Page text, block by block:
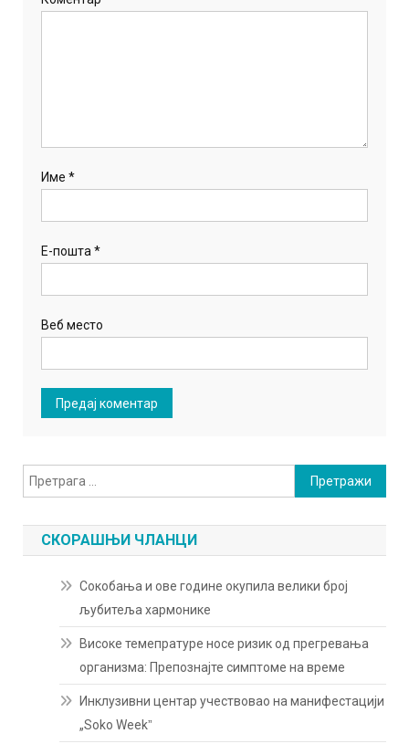
Име*
Е-пошта*
Веб место
Претрага
за:
СКОРАШЊИ ЧЛАНЦИ
Сокобања и ове године окупила велики број
љубитеља хармонике
Високе темепратуре носе ризик од прегревања
организма: Препознајте симптоме на време
Инклузивни центар учествовао на манифестацији
„Soko Weekˮ